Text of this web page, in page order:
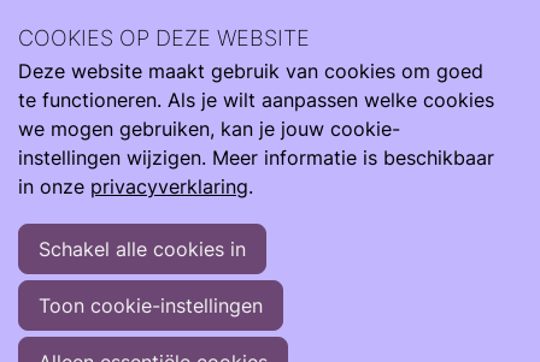
Zoeken
Planning van activiteiten
Maandelijks organiseren we online of offline activiteiten.
Hieraan kan gratis of tegen een kleine bijdrage worden
deelgenomen. Kies een activiteit hieronder en klik erop
voor meer informatie.
COOKIES OP DEZE WEBSITE
Deze website maakt gebruik van cookies om goed
te functioneren. Als je wilt aanpassen welke cookies
we mogen gebruiken, kan je jouw cookie-
instellingen wijzigen. Meer informatie is beschikbaar
in onze privacyverklaring.
Schakel alle cookies in
Toon cookie-instellingen